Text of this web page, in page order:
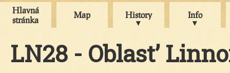
Hlavná
stránka
Map History Info
LN28 - Oblast’